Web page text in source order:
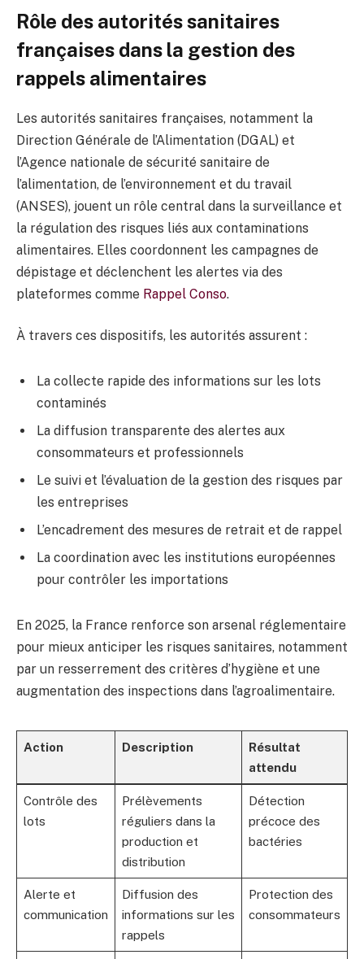
Rôle des autorités sanitaires
françaises dans la gestion des
rappels alimentaires
Les autorités sanitaires françaises, notamment la
Direction Générale de l’Alimentation (DGAL) et
l’Agence nationale de sécurité sanitaire de
l’alimentation, de l’environnement et du travail
(ANSES), jouent un rôle central dans la surveillance et
la régulation des risques liés aux contaminations
alimentaires. Elles coordonnent les campagnes de
dépistage et déclenchent les alertes via des
plateformes comme Rappel Conso.
À travers ces dispositifs, les autorités assurent :
La collecte rapide des informations sur les lots
contaminés
La diffusion transparente des alertes aux
consommateurs et professionnels
Le suivi et l’évaluation de la gestion des risques par
les entreprises
L’encadrement des mesures de retrait et de rappel
La coordination avec les institutions européennes
pour contrôler les importations
En 2025, la France renforce son arsenal réglementaire
pour mieux anticiper les risques sanitaires, notamment
par un resserrement des critères d’hygiène et une
augmentation des inspections dans l’agroalimentaire.
Action Description
Résultat
attendu
Contrôle des
lots
Prélèvements
réguliers dans la
production et
distribution
Détection
précoce des
bactéries
Alerte et
communication
Diffusion des
informations sur les
rappels
Protection des
consommateurs